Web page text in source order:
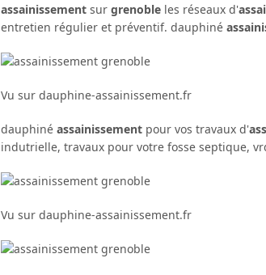
assainissement sur grenoble les réseaux d'
entretien régulier et préventif. dauphiné
Vu sur dauphine-assainissement.fr
dauphiné assainissement pour vos travaux d'
indutrielle, travaux pour votre fosse septique,
Vu sur dauphine-assainissement.fr